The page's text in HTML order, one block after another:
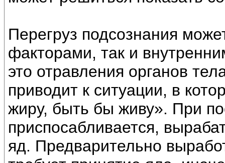
Перегруз подсознания
факторами, так и
это отравления органов
приводит к ситуации, в
жиру, быть бы живу». При
приспосабливается,
яд. Предварительно